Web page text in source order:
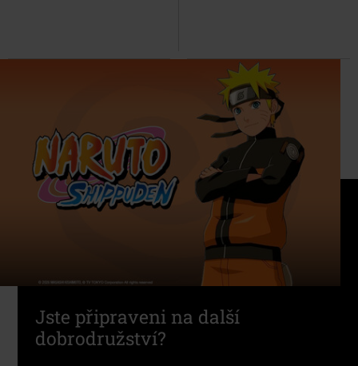
Jste připraveni na další
dobrodružství?